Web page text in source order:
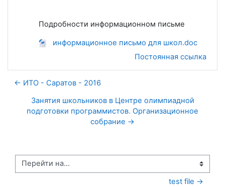
Подробности информационном письме
информационное письмo для школ.doc
Постоянная ссылка
← ИТО - Саратов - 2016
Занятия школьников в Центре олимпиадной
подготовки программистов. Организационное
собрание →
Перейти на...
test file →